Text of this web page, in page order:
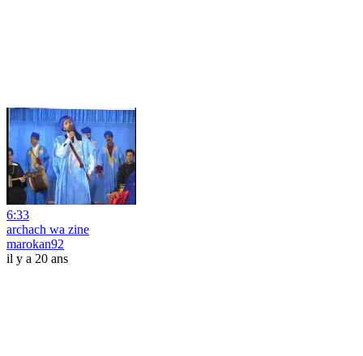
6:33
archach wa zine
marokan92
il y a 20 ans